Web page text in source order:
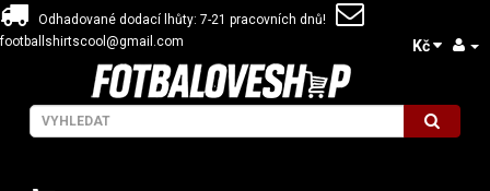
Odhadované dodací lhůty: 7-21 pracovních dnů!
footballshirtscool@gmail.com
Kč